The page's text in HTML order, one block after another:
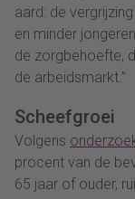
aard: de
en minder
de zorgbehoefte,
de arbeidsmarkt.”
Scheefgroei
Volgens
procent van de
65 jaar of ouder,